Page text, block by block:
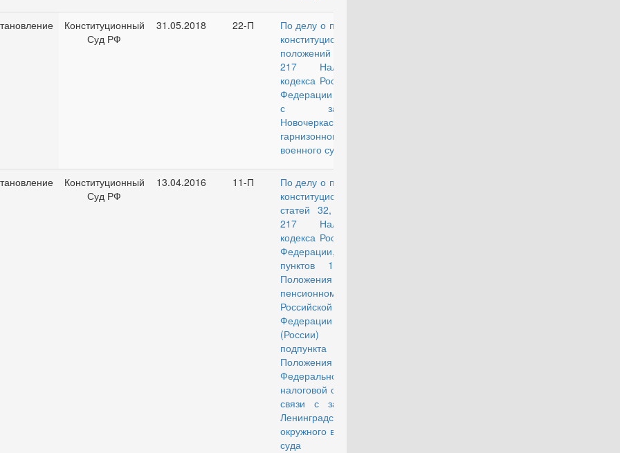
Конституционный
Суд РФ
31.05.2018 22-П
По делу о проверке
конституционности
положений статьи
217 Налогового
кодекса Российской
Федерации в связи
с запросом
Новочеркасского
гарнизонного
военного суда
Конституционный
Суд РФ
13.04.2016 11-П
По делу о проверке
конституционности
статей 32, 34.2 и
217 Налогового
кодекса Российской
Федерации,
пунктов 1 и 3
Положения о
пенсионном фонде
Российской
Федерации
(России) и
подпункта 5.1.1
Положения о
Федеральной
налоговой службе в
связи с запросом
Ленинградского
окружного военного
суда